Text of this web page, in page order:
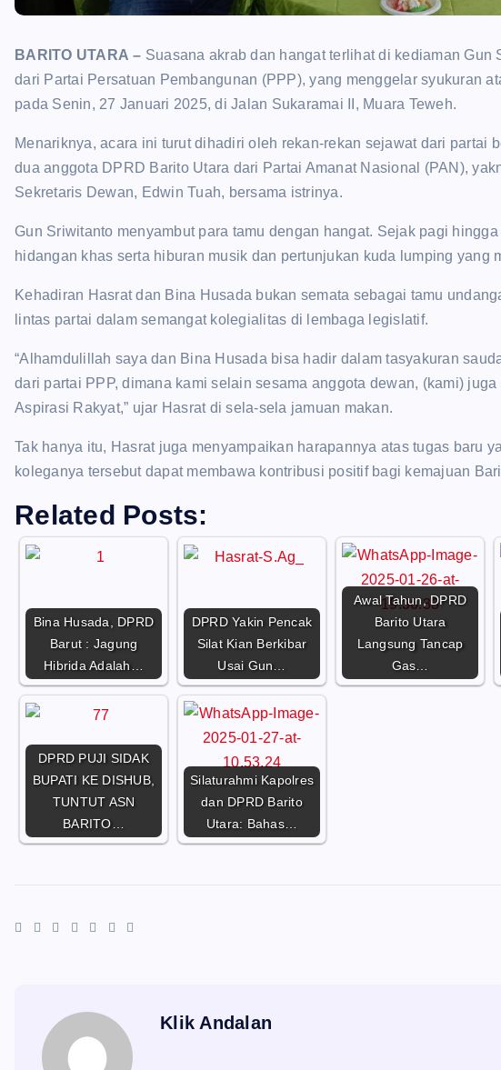
BARITO UTARA – Suasana akrab dan hangat terlihat di kediaman
dari Partai Persatuan Pembangunan (PPP), yang menggelar syukuran
pada Senin, 27 Januari 2025, di Jalan Sukaramai II, Muara Teweh.
Menariknya, acara ini turut dihadiri oleh rekan-rekan sejawat dari partai
dua anggota DPRD Barito Utara dari Partai Amanat Nasional (PAN),
Sekretaris Dewan, Edwin Tuah, bersama istrinya.
Gun Sriwitanto menyambut para tamu dengan hangat. Sejak pagi
hidangan khas serta hiburan musik dan pertunjukan kuda lumping yang
Kehadiran Hasrat dan Bina Husada bukan semata sebagai tamu
lintas partai dalam semangat kolegialitas di lembaga legislatif.
“Alhamdulillah saya dan Bina Husada bisa hadir dalam tasyakuran
dari partai PPP, dimana kami selain sesama anggota dewan, (kami)
Aspirasi Rakyat,” ujar Hasrat di sela-sela jamuan makan.
Tak hanya itu, Hasrat juga menyampaikan harapannya atas tugas baru
koleganya tersebut dapat membawa kontribusi positif bagi kemajuan
Related Posts:
Bina Husada, DPRD
Barut : Jagung
Hibrida Adalah…
DPRD Yakin Pencak
Silat Kian Berkibar
Usai Gun…
Awal Tahun, DPRD
Barito Utara
Langsung Tancap
Gas…
DPRD PUJI SIDAK
BUPATI KE DISHUB,
TUNTUT ASN
BARITO…
Silaturahmi Kapolres
dan DPRD Barito
Utara: Bahas…
Klik Andalan